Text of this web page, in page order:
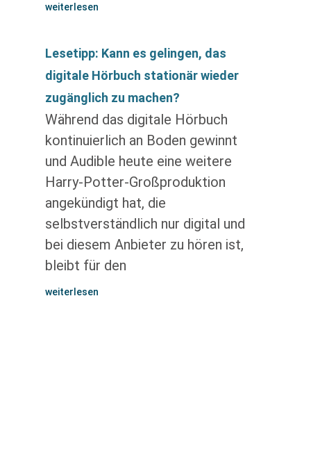
weiterlesen
Lesetipp: Kann es gelingen, das
digitale Hörbuch stationär wieder
zugänglich zu machen?
Während das digitale Hörbuch
kontinuierlich an Boden gewinnt
und Audible heute eine weitere
Harry-Potter-Großproduktion
angekündigt hat, die
selbstverständlich nur digital und
bei diesem Anbieter zu hören ist,
bleibt für den
weiterlesen